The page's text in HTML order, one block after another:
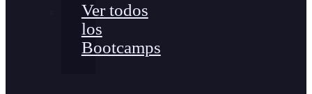
Ver todos
los
Bootcamps